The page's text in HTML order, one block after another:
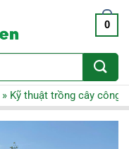
0
» Kỹ thuật trồng cây công